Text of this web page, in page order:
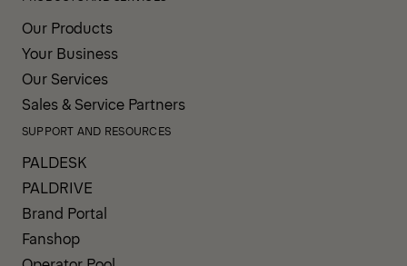
Our Products
Your Business
Our Services
Sales & Service Partners
SUPPORT AND RESOURCES
PALDESK
PALDRIVE
Brand Portal
Fanshop